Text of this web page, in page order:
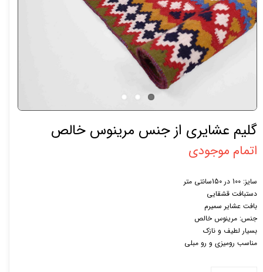
گلیم عشایری از جنس مرینوس خالص
اتمام موجودی
سایز: 100 در 150سانتی متر
دستبافت قشقایی
بافت عشایر سمیرم
جنس: مرینوس خالص
بسیار لطیف و نازک
مناسب رومیزی و رو مبلی